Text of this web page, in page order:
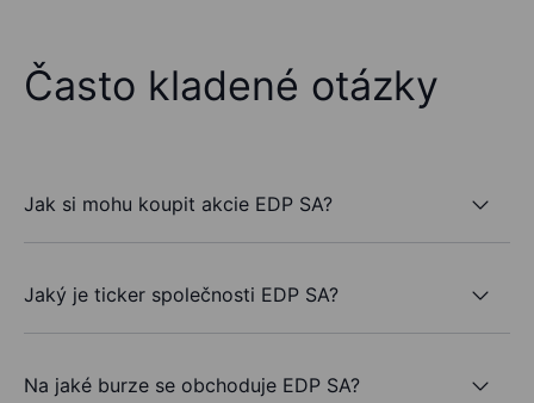
Často kladené otázky
Jak si mohu koupit akcie EDP SA?
Jaký je ticker společnosti EDP SA?
Na jaké burze se obchoduje EDP SA?